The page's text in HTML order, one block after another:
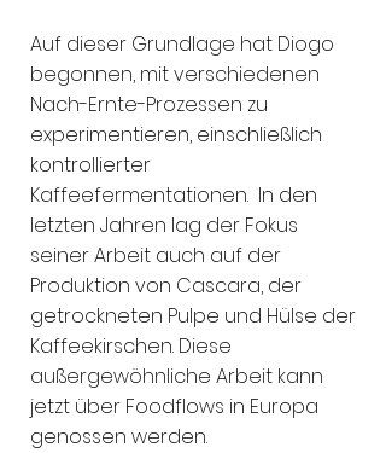
Auf dieser Grundlage hat Diogo
begonnen, mit verschiedenen
Nach-Ernte-Prozessen zu
experimentieren, einschließlich
kontrollierter
Kaffeefermentationen. In den
letzten Jahren lag der Fokus
seiner Arbeit auch auf der
Produktion von Cascara, der
getrockneten Pulpe und Hülse der
Kaffeekirschen. Diese
außergewöhnliche Arbeit kann
jetzt über Foodflows in Europa
genossen werden.